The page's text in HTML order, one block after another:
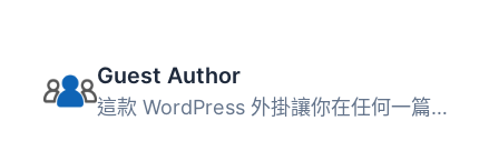
Guest Author
這款 WordPress 外掛讓你在任何一篇文章中新增客座作者，而不...